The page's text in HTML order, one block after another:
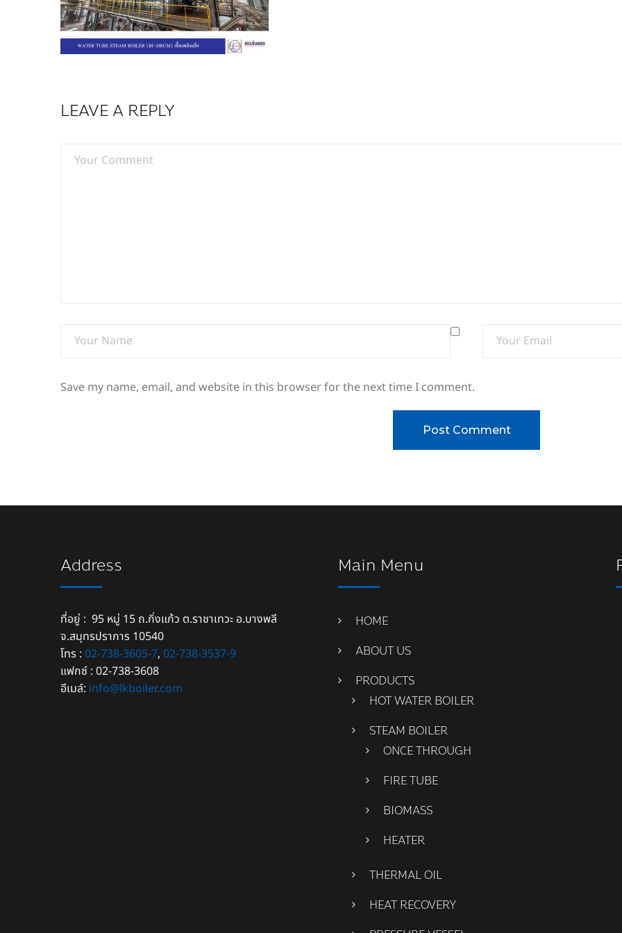
LEAVE A REPLY
Save my name, email, and website in this browser for the next time I comment.
Address
ที่อยู่ : 95 หมู่ 15 ถ.กิ่งแก้ว ต.ราชาเทวะ อ.บางพลี
จ.สมุทรปราการ 10540
โทร : 02-738-3605-7, 02-738-3537-9
แฟกซ์ : 02-738-3608
อีเมล์: info@lkboiler.com
Main Menu
HOME
ABOUT US
PRODUCTS
HOT WATER BOILER
STEAM BOILER
ONCE THROUGH
FIRE TUBE
BIOMASS
HEATER
THERMAL OIL
HEAT RECOVERY